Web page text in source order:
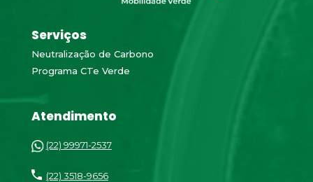
Serviços
Neutralização de Carbono
Programa CTe Verde
Atendimento
(22) 99971-2537
(22) 3518-9656